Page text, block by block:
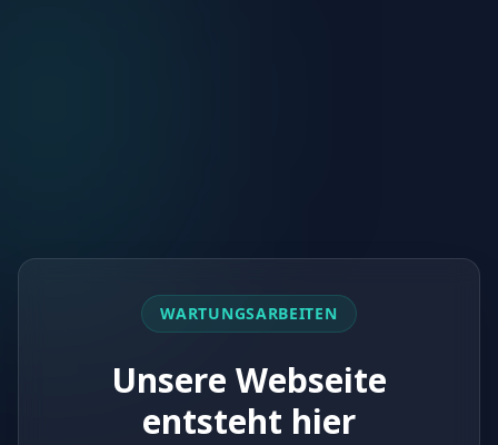
WARTUNGSARBEITEN
Unsere Webseite
entsteht hier